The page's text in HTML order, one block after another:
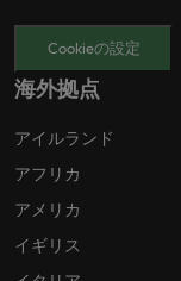
Cookieの設定
海外拠点
アイルランド
アフリカ
アメリカ
イギリス